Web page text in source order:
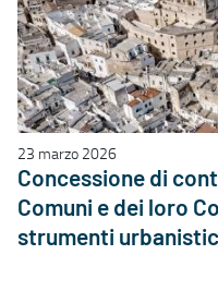
23 marzo 2026
Concessione di
Comuni e dei loro
strumenti